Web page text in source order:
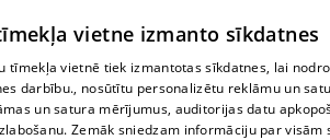
pirms 2 nedēļām, 6 dienām
Kaspars Kambala neslēpj vilšanos
Tifāniju
72. epizode
vietne izmanto sīkdatnes
tīmekļa vietnē tiek izmantotas sīkdatnes, lai
darbību., nosūtītu personalizētu reklāmu un
un satura mērījumus, auditorijas datu
Zemāk sniedzam informāciju par visām